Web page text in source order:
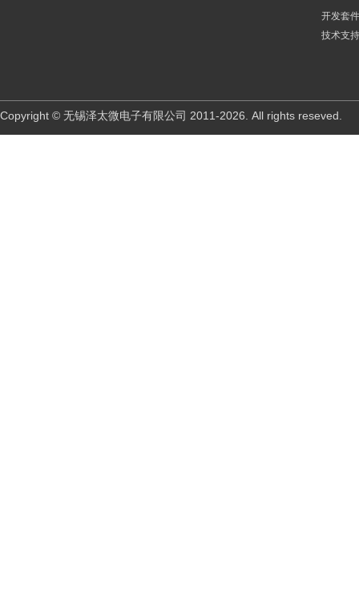
开发套件
技术支持
Copyright © 无锡泽太微电子有限公司 2011-2026. All rights reseved.